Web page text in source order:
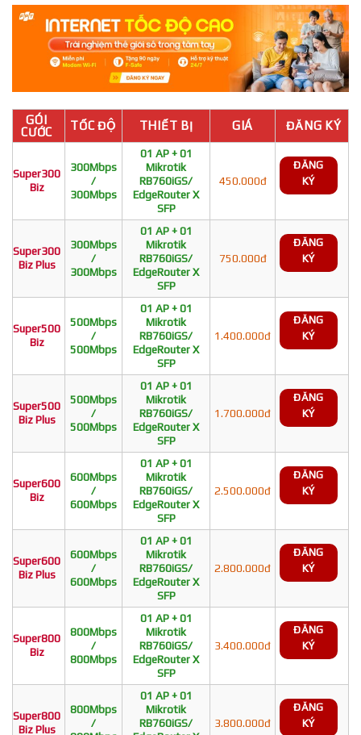
GÓI
CƯỚC
TỐC ĐỘ THIẾT BỊ GIÁ ĐĂNG KÝ
Super300
Biz
300Mbps
/
300Mbps
01 AP + 01
Mikrotik
RB760iGS/
EdgeRouter X
SFP
450.000đ
ĐĂNG
KÝ
Super300
Biz Plus
300Mbps
/
300Mbps
01 AP + 01
Mikrotik
RB760iGS/
EdgeRouter X
SFP
750.000đ
ĐĂNG
KÝ
Super500
Biz
500Mbps
/
500Mbps
01 AP + 01
Mikrotik
RB760iGS/
EdgeRouter X
SFP
1.400.000đ
ĐĂNG
KÝ
Super500
Biz Plus
500Mbps
/
500Mbps
01 AP + 01
Mikrotik
RB760iGS/
EdgeRouter X
SFP
1.700.000đ
ĐĂNG
KÝ
Super600
Biz
600Mbps
/
600Mbps
01 AP + 01
Mikrotik
RB760iGS/
EdgeRouter X
SFP
2.500.000đ
ĐĂNG
KÝ
Super600
Biz Plus
600Mbps
/
600Mbps
01 AP + 01
Mikrotik
RB760iGS/
EdgeRouter X
SFP
2.800.000đ
ĐĂNG
KÝ
Super800
Biz
800Mbps
/
800Mbps
01 AP + 01
Mikrotik
RB760iGS/
EdgeRouter X
SFP
3.400.000đ
ĐĂNG
KÝ
Super800
Biz Plus
800Mbps
/
01 AP + 01
Mikrotik
RB760iGS/
3.800.000đ
ĐĂNG
KÝ